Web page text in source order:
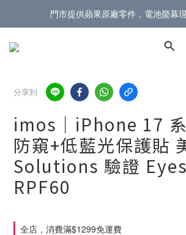
門市提供蘋果原廠零件，電池螢幕
門市提供蘋果原廠零件，電池螢幕
登入會員滿 $899 即享免運費優惠，再
分享到
imos｜iPhone 17
防窺+低藍光保護貼
Solutions 驗證
RPF60
全店，消費滿$1299免運費